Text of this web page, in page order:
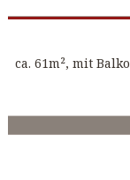
ca. 61m², mit